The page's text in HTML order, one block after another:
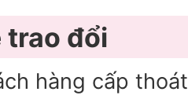
trao đổi
hàng cấp